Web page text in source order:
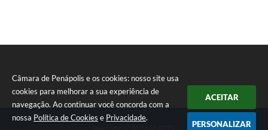
Câmara de Penápolis e os cookies: nosso site usa
cookies para melhorar a sua experiência de
navegação. Ao continuar você concorda com a
nossa Política de Cookies e Privacidade.
ACEITAR
PERSONALIZAR